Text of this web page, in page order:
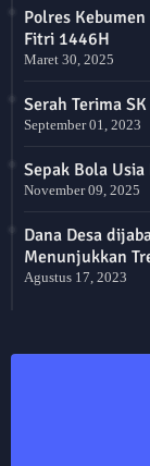
Polres
Fitri 1446H
Maret 30, 2025
Serah Terima
September 01, 2023
Sepak Bola
November 09, 2025
Dana Desa
Menunjukkan
Agustus 17, 2023